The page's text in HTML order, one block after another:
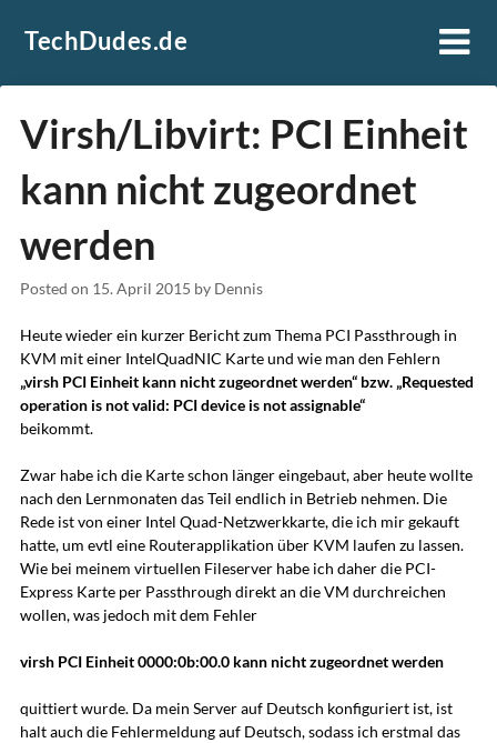
TechDudes.de
Virsh/Libvirt: PCI Einheit
kann nicht zugeordnet
werden
Posted on 15. April 2015 by Dennis
Heute wieder ein kurzer Bericht zum Thema PCI Passthrough in
KVM mit einer IntelQuadNIC Karte und wie man den Fehlern
„virsh PCI Einheit kann nicht zugeordnet werden“ bzw. „Requested
operation is not valid: PCI device is not assignable“
beikommt.
Zwar habe ich die Karte schon länger eingebaut, aber heute wollte
nach den Lernmonaten das Teil endlich in Betrieb nehmen. Die
Rede ist von einer Intel Quad-Netzwerkkarte, die ich mir gekauft
hatte, um evtl eine Routerapplikation über KVM laufen zu lassen.
Wie bei meinem virtuellen Fileserver habe ich daher die PCI-
Express Karte per Passthrough direkt an die VM durchreichen
wollen, was jedoch mit dem Fehler
virsh PCI Einheit 0000:0b:00.0 kann nicht zugeordnet werden
quittiert wurde. Da mein Server auf Deutsch konfiguriert ist, ist
halt auch die Fehlermeldung auf Deutsch, sodass ich erstmal das